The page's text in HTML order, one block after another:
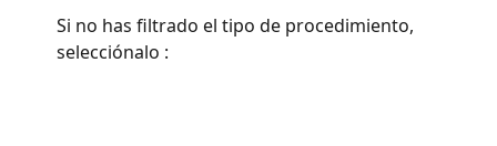
Si no has filtrado el tipo de procedimiento,
selecciónalo :